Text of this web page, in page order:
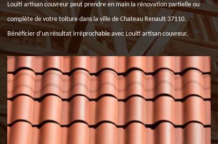
Louiti artisan couvreur peut prendre en main la rénovation partielle ou
complète de votre toiture dans la ville de Chateau Renault 37110.
Bénéficier d’un résultat irréprochable avec Louiti artisan couvreur.